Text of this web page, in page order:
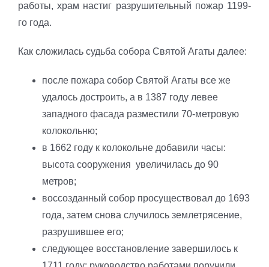
работы, храм настиг разрушительный пожар 1199-
го года.
Как сложилась судьба собора Святой Агаты далее:
после пожара собор Святой Агаты все же
удалось достроить, а в 1387 году левее
западного фасада разместили 70-метровую
колокольню;
в 1662 году к колокольне добавили часы:
высота сооружения увеличилась до 90
метров;
воссозданный собор просуществовал до 1693
года, затем снова случилось землетрясение,
разрушившее его;
следующее восстановление завершилось к